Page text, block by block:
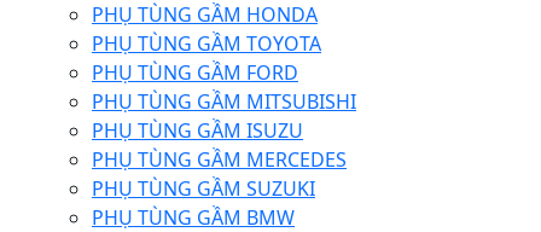
PHỤ TÙNG GẦM HONDA
PHỤ TÙNG GẦM TOYOTA
PHỤ TÙNG GẦM FORD
PHỤ TÙNG GẦM MITSUBISHI
PHỤ TÙNG GẦM ISUZU
PHỤ TÙNG GẦM MERCEDES
PHỤ TÙNG GẦM SUZUKI
PHỤ TÙNG GẦM BMW